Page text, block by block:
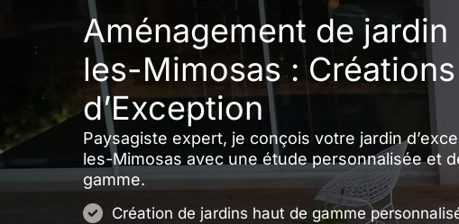
Aménagement de
les-Mimosas : Créations
d’Exception
Paysagiste expert, je conçois votre jardin
les-Mimosas avec une étude personnalisée et
gamme.
Création de jardins haut de gamme